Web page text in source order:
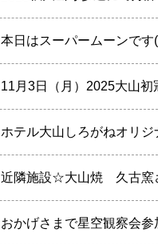
本日はスーパームーンです
11月3日（月）2025大山
ホテル大山しろがねオリ
近隣施設☆大山焼 久古窯
おかげさまで星空観察会